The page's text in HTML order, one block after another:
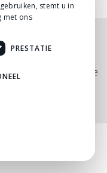
je zocht? Bekijk
of tijdens een kopje
DUTCH
stemt u in
met ons
PRESTATIE